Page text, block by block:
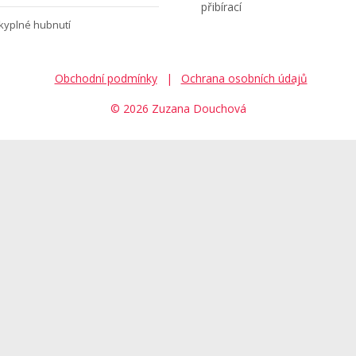
hubnutí
přibírací
Obchodní podmínky
Ochrana osobních údajů
© 2026 Zuzana Douchová